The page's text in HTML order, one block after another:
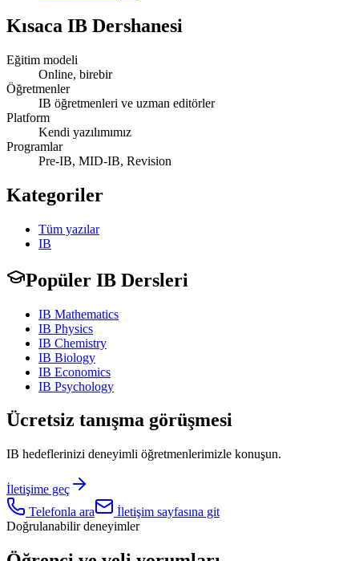
Kısaca IB Dershanesi
Eğitim modeli
Online, birebir
Öğretmenler
IB öğretmenleri ve uzman editörler
Platform
Kendi yazılımımız
Programlar
Pre-IB, MID-IB, Revision
Kategoriler
Tüm yazılar
IB
Popüler IB Dersleri
IB Mathematics
IB Physics
IB Chemistry
IB Biology
IB Economics
IB Psychology
Ücretsiz tanışma görüşmesi
IB hedeflerinizi deneyimli öğretmenlerimizle konuşun.
İletişime geç
Telefonla ara
İletişim sayfasına git
Doğrulanabilir deneyimler